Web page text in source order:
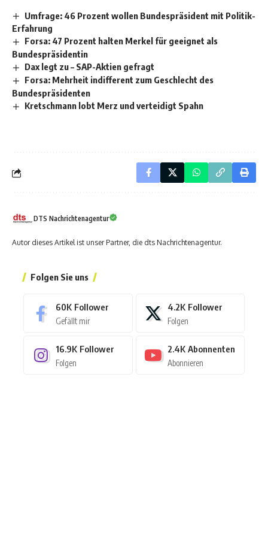
Umfrage: 46 Prozent wollen Bundespräsident mit Politik-
Erfahrung
Forsa: 47 Prozent halten Merkel für geeignet als
Bundespräsidentin
Dax legt zu – SAP-Aktien gefragt
Forsa: Mehrheit indifferent zum Geschlecht des
Bundespräsidenten
Kretschmann lobt Merz und verteidigt Spahn
DTS Nachrichtenagentur
Autor dieses Artikel ist unser Partner, die dts Nachrichtenagentur.
Folgen Sie uns
60K Follower
Gefällt mir
4.2K Follower
Folgen
16.9K Follower
Folgen
2.4K Abonnenten
Abonnieren